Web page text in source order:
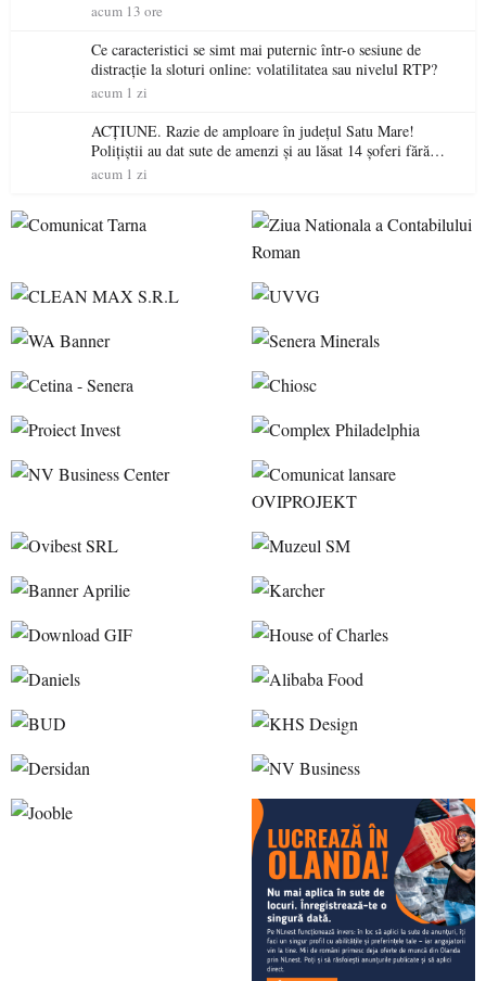
acum 13 ore
Ce caracteristici se simt mai puternic într-o sesiune de
distracție la sloturi online: volatilitatea sau nivelul RTP?
acum 1 zi
ACȚIUNE. Razie de amploare în județul Satu Mare!
Polițiștii au dat sute de amenzi și au lăsat 14 șoferi fără
permis într-o singură zi
acum 1 zi